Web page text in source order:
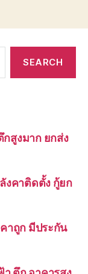
สูงมาก ยกส่ง
งคาติดตั้ง กู้ยก
าถูก มีประกัน